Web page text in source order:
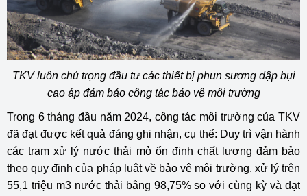
TKV luôn chú trọng đầu tư các thiết bị phun sương dập bụi
cao áp đảm bảo công tác bảo vệ môi trường
Trong 6 tháng đầu năm 2024, công tác môi trường của TKV
đã đạt được kết quả đáng ghi nhận, cụ thể: Duy trì vận hành
các trạm xử lý nước thải mỏ ổn định chất lượng đảm bảo
theo quy định của pháp luật về bảo vệ môi trường, xử lý trên
55,1 triệu m3 nước thải bằng 98,75% so với cùng kỳ và đạt